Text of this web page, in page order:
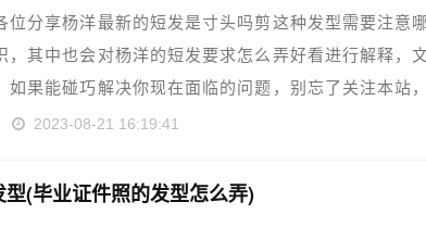
位分享杨洋最新的短发是寸头吗剪这种发型需要注意哪
，其中也会对杨洋的短发要求怎么弄好看进行解释，
如果能碰巧解决你现在面临的问题，别忘了关注本站，
2023-08-21 16:19:41
(毕业证件照的发型怎么弄)